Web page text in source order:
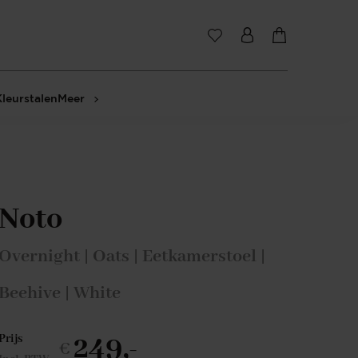
Meer
Overnight | Oats | Eetkamerstoel |
Beehive | White
Prijs
€ 249,-